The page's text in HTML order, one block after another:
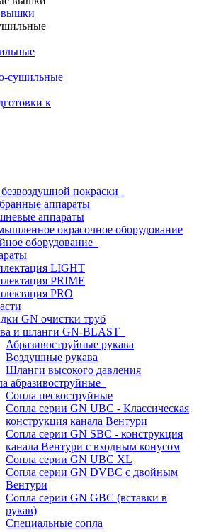
вышки
сушильные
к
покраски
аппараты
аппараты
окрасочное оборудование
оборудование
LIGHT
PRIME
PRO
GN очистки труб
и шланги GN-BLAST
Абразивоструйные рукава
Воздушные рукава
Шланги высокого давления
абразивоструйные
Сопла пескоструйные
Сопла серии GN UBC - Классическая
конструкция канала Вентури
Сопла серии GN SBC - конструкция
канала Вентури c входным конусом
Сопла серии GN UBC XL
Сопла серии GN DVBC с двойным
Вентури
Сопла серии GN GBC (вставки в
рукав)
Специальные сопла